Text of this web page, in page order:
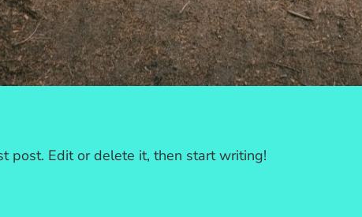
post. Edit or delete it, then start writing!